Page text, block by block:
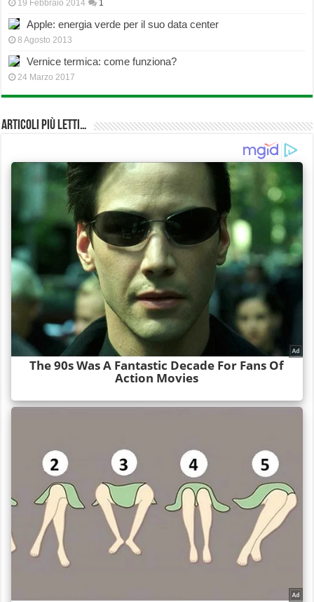
19 Febbraio 2014 1
Apple: energia verde per il suo data center
8 Agosto 2013
Vernice termica: come funziona?
24 Marzo 2017
Articoli più Letti…